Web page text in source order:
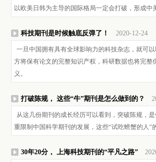
以欧美日韩为主导的国际格局一定会打破，形成中
科技期刊是时候触底反弹了！ 2020-12-24
一旦中国拥有具有全球影响力的科技杂志，就可
方将保有论文的完整知识产权，科研数据也将完
义。
打破陈规， 这些“牛”期刊是怎么做到的？
从这几份期刊的成长经历可以看到，突破陈规，
重限制中国科学期刊的发展，这些“试吃螃蟹的人”
30年20分， 上海科技期刊的“平凡之路”